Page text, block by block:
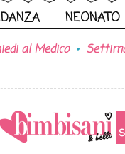
NEONATO
al Medico